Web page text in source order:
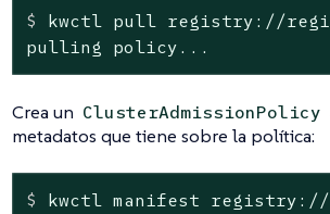
$
kwctl pull registry://
pulling policy...
Crea un ClusterAdmissionPolicy
metadatos que tiene sobre la política:
$ kwctl manifest registry://